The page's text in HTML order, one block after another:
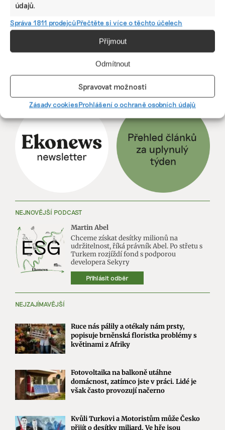
údajů.
Správa 1811 prodejcůPřečtěte si více o těchto účelech
Příjmout
Odmítnout
Spravovat možnosti
Zásady cookiesProhlášení o ochraně osobních údajů
7
··· 257
ODEBÍREJTE NÁŠ NEWSLETTER
NEJNOVĚJŠÍ PODCAST
Martin Abel
Chceme získat desítky milionů na
udržitelnost, říká právník Abel. Po střetu s
Turkem rozjíždí fond s podporou
developera Sekyry
Přihlásit odběr
NEJZAJÍMAVĚJŠÍ
Ruce nás pálily a otékaly nám prsty,
popisuje brněnská floristka problémy s
květinami z Afriky
Fotovoltaika na balkoně utáhne
domácnost, zatímco jste v práci. Lidé je
však často provozují načerno
Kvůli Turkovi a Motoristům může Česko
přijít o desítky miliard. Ve hře jsou